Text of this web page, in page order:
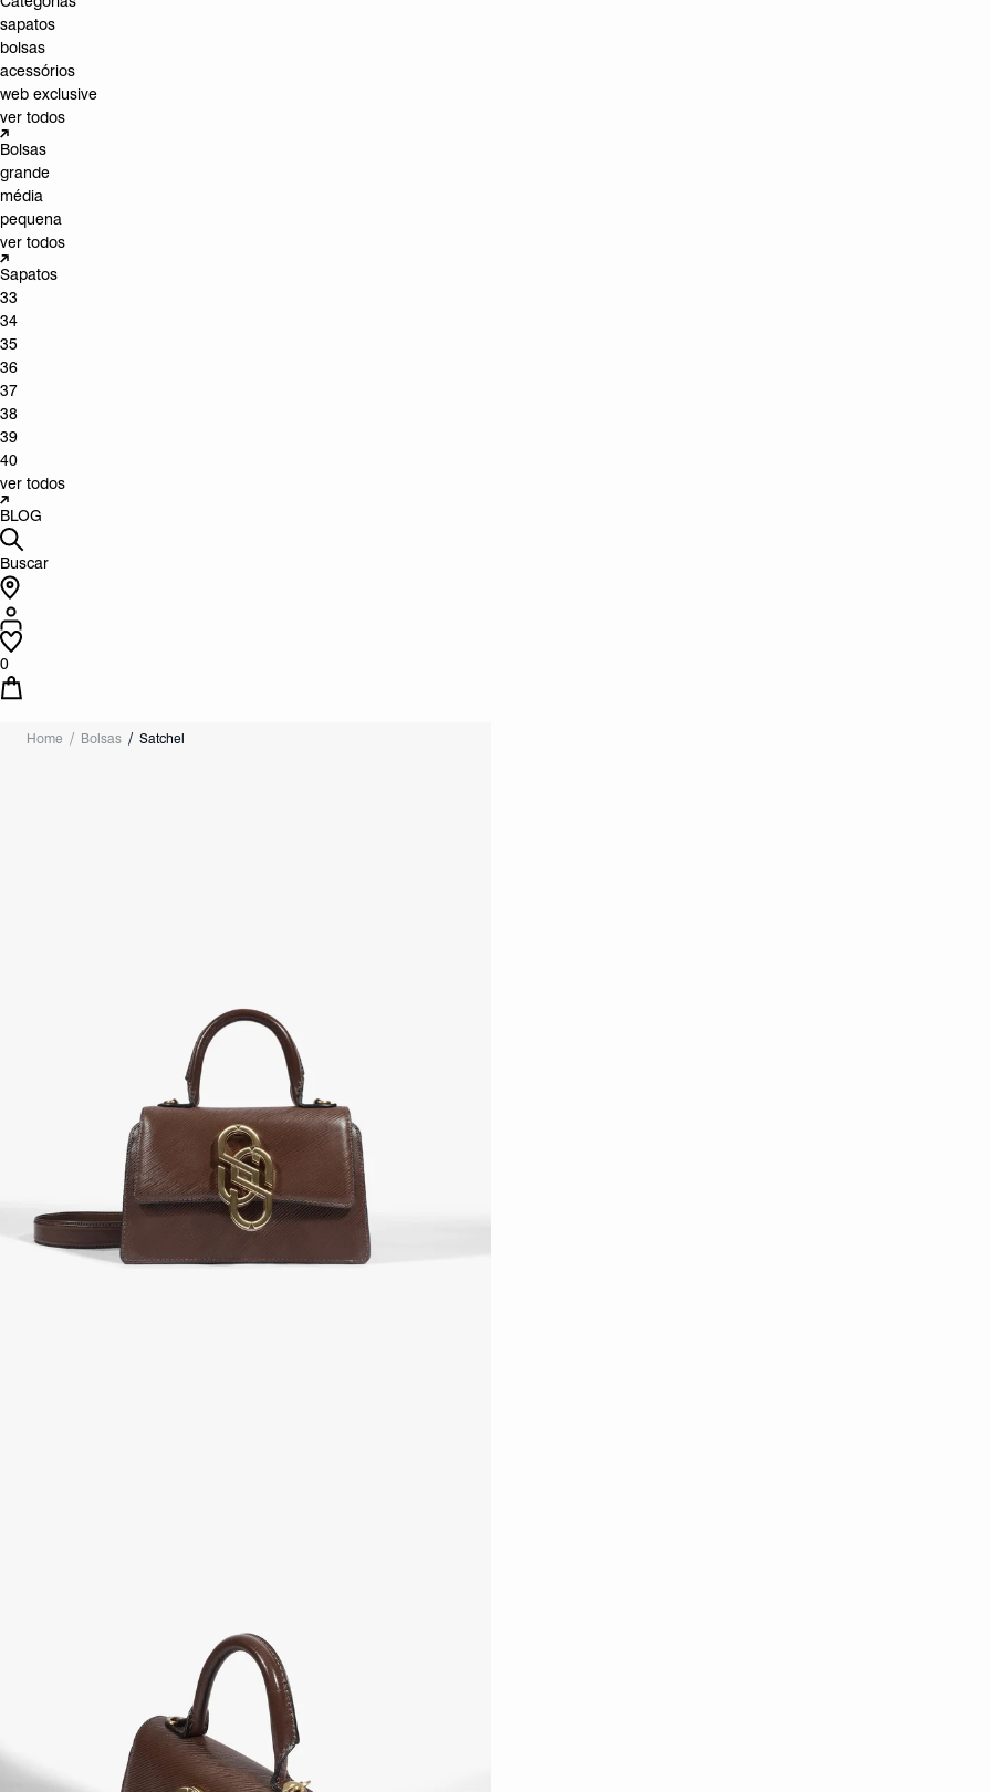
sapatos
bolsas
acessórios
web exclusive
ver todos
Bolsas
grande
média
pequena
ver todos
Sapatos
33
34
35
36
37
38
39
40
ver todos
BLOG
Buscar
0
Home Bolsas Satchel